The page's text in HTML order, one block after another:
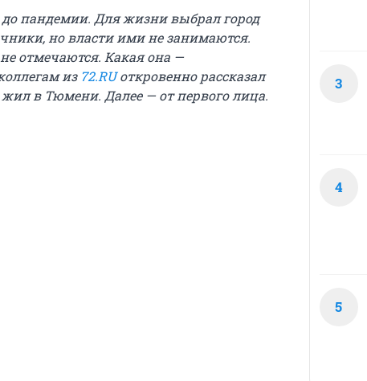
пандемии. Для жизни выбрал город
но власти ими не занимаются.
отмечаются. Какая она —
из 72.RUоткровенно рассказал
в Тюмени. Далее — от первого лица.
3
4
5